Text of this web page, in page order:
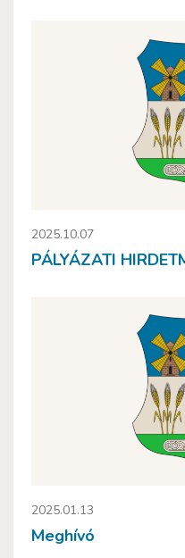
2025.10.07
PÁLYÁZATI
2025.01.13
Meghívó